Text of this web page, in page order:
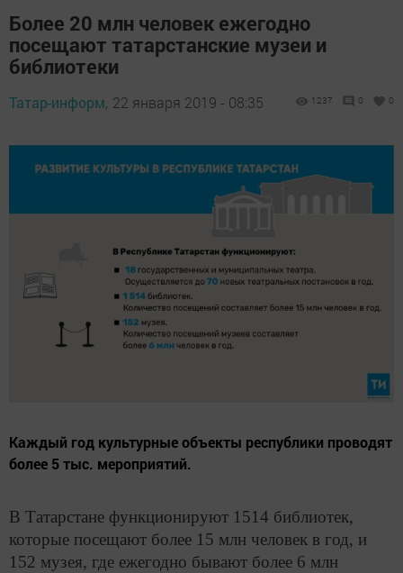
Более 20 млн человек ежегодно
посещают татарстанские музеи и
библиотеки
Татар-информ, 22 января 2019 - 08:35 1237 0 0
Каждый год культурные объекты республики проводят
более 5 тыс. мероприятий.
В Татарстане функционируют 1514 библиотек,
которые посещают более 15 млн человек в год, и
152 музея, где ежегодно бывают более 6 млн